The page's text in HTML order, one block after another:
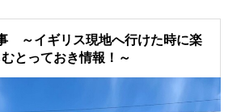
～イギリス現地へ行けた時に楽
むとっておき情報！～